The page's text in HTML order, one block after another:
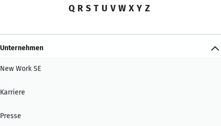
Q R S T U V W X Y Z
Unternehmen
New Work SE
Karriere
Presse